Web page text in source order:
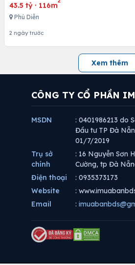
43.5 tỷ · 116m
Phú Diễn
2 ngày trước
Xem thêm
CÔNG TY CỔ PHẦN
MSDN
: 0401986213 do
Đầu tư TP Đà
01/7/2019
Trụ sở
chính
: 16 Nguyễn Sơn
Cường, tp Đà
Điện thoại
: 0935373173
Website
:
Email
: